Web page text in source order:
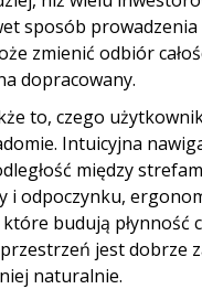
sposób prowadzenia
zmienić odbiór
dopracowany.
to, czego
Intuicyjna
między
i odpoczynku,
budują płynność
przestrzeń jest dobrze
naturalnie.